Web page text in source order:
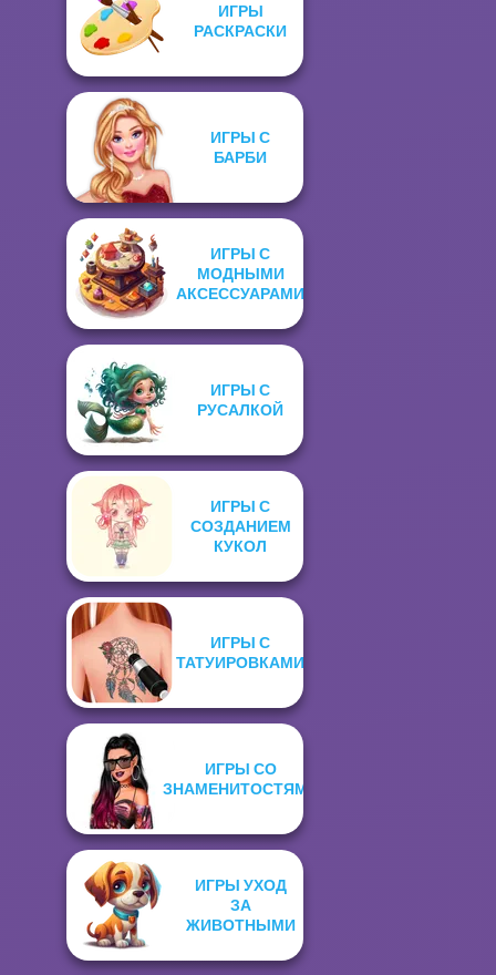
ИГРЫ
РАСКРАСКИ
ИГРЫ С
БАРБИ
ИГРЫ С
МОДНЫМИ
АКСЕССУАРАМИ
ИГРЫ С
РУСАЛКОЙ
ИГРЫ С
СОЗДАНИЕМ
КУКОЛ
ИГРЫ С
ТАТУИРОВКАМИ
ИГРЫ СО
ЗНАМЕНИТОСТЯМИ
ИГРЫ УХОД
ЗА
ЖИВОТНЫМИ